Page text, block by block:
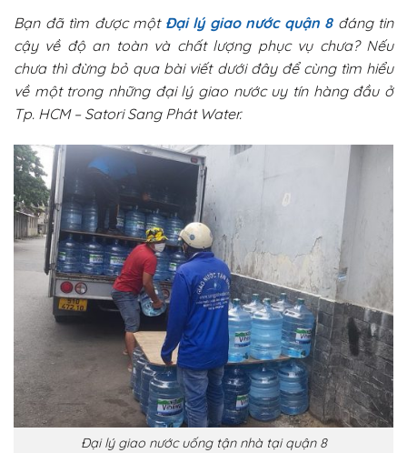
Bạn đã tìm được một Đại lý giao nước quận 8đáng tin
cậy về độ an toàn và chất lượng phục vụ chưa? Nếu
chưa thì đừng bỏ qua bài viết dưới đây để cùng tìm hiểu
về một trong những đại lý giao nước uy tín hàng đầu ở
Tp. HCM – Satori Sang Phát Water.
Đại lý giao nước uống tận nhà tại quận 8